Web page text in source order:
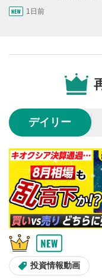
するとその位置か
スライダーを上下
全画面表示
動画が全画面で表
のサイズに戻ります
1日前
デイリー
投資情報動画